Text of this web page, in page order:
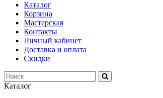
Каталог
Корзина
Мастерская
Контакты
Личный кабинет
Доставка и оплата
Скидки
Каталог